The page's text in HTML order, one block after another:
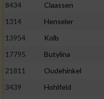
8434
Claassen
1314
Henseler
13954
Kolb
17795
Butylina
21811
Oudehinkel
3439
Hohlfeld